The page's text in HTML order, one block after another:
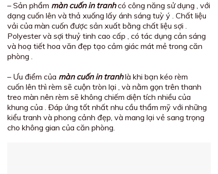
– Sản phẩm màn cuốn in tranhcó công năng sử dụng , với
dạng cuốn lên và thả xuống lấy ánh sáng tuỳ ý . Chất liệu
vải của màn cuốn được sản xuất bằng chất liệu sợi .
Polyester và sợi thuỷ tinh cao cấp , có tác dụng cản sáng
và hoạ tiết hoa văn đẹp tạo cảm giác mát mẻ trong căn
phòng .
– Ưu điểm của màn cuốn in tranhlà khi bạn kéo rèm
cuốn lên thì rèm sẽ cuộn tròn lại , và nằm gọn trên thanh
treo màn nên rèm sẽ không chiếm diện tích nhiều của
khung của . Đáp ứng tốt nhất nhu cầu thẩm mỹ với những
kiểu tranh và phong cảnh đẹp, và mang lại vẻ sang trọng
cho không gian của căn phòng.